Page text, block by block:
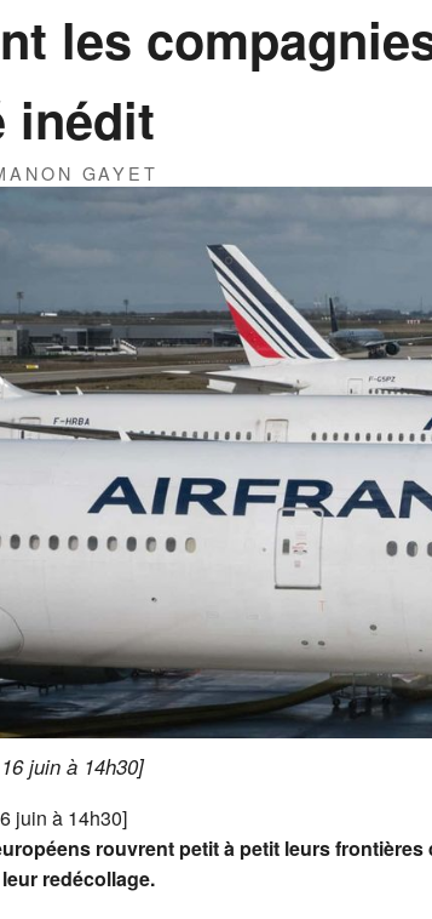
les
inédit
GAYET
juin à 14h30]
juin à 14h30]
rouvrent petit à petit leurs
redécollage.